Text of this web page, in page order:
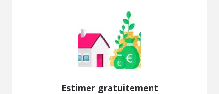
Estimer gratuitement